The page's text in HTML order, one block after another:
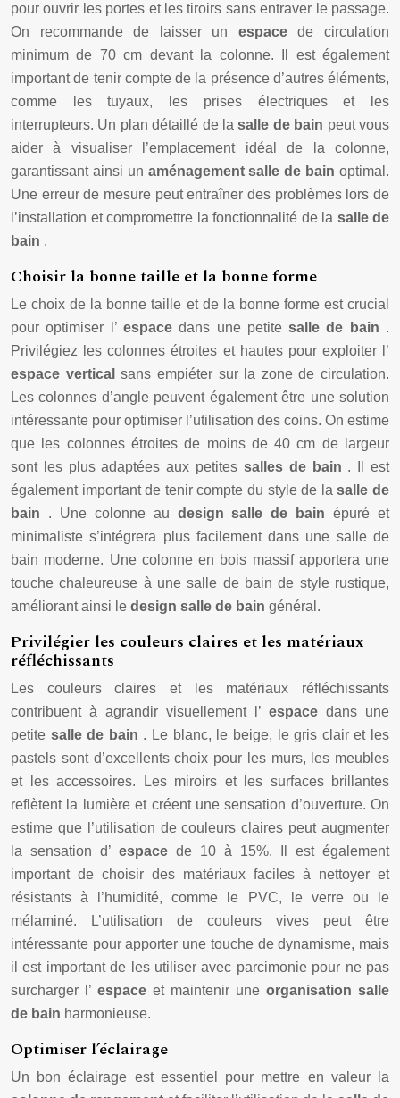
pour ouvrir les portes et les tiroirs sans entraver le passage.
On recommande de laisser un espacede circulation
minimum de 70 cm devant la colonne. Il est également
important de tenir compte de la présence d’autres éléments,
comme les tuyaux, les prises électriques et les
interrupteurs. Un plan détaillé de lasalle de bain peut vous
aider à visualiser l’emplacement idéal de la colonne,
garantissant ainsi un aménagement salle de bainoptimal.
Une erreur de mesure peut entraîner des problèmes lors de
l’installation et compromettre la fonctionnalité de la salle de
bain .
Choisir la bonne taille et la bonne forme
Le choix de la bonne taille et de la bonne forme est crucial
pour optimiser l’ espacedans une petitesalle de bain .
Privilégiez les colonnes étroites et hautes pour exploiter l’
espace verticalsans empiéter sur la zone de circulation.
Les colonnes d’angle peuvent également être une solution
intéressante pour optimiser l’utilisation des coins. On estime
que les colonnes étroites de moins de 40 cm de largeur
sont les plus adaptées aux petites salles de bain . Il est
également important de tenir compte du style de lasalle de
bain . Une colonne au design salle de bainépuré et
minimaliste s’intégrera plus facilement dans une salle de
bain moderne. Une colonne en bois massif apportera une
touche chaleureuse à une salle de bain de style rustique,
améliorant ainsi le design salle de bain général.
Privilégier les couleurs claires et les matériaux
réfléchissants
Les couleurs claires et les matériaux réfléchissants
contribuent à agrandir visuellement l’ espace dans une
petite salle de bain . Le blanc, le beige, le gris clair et les
pastels sont d’excellents choix pour les murs, les meubles
et les accessoires. Les miroirs et les surfaces brillantes
reflètent la lumière et créent une sensation d’ouverture. On
estime que l’utilisation de couleurs claires peut augmenter
la sensation d’ espace de 10 à 15%. Il est également
important de choisir des matériaux faciles à nettoyer et
résistants à l’humidité, comme le PVC, le verre ou le
mélaminé. L’utilisation de couleurs vives peut être
intéressante pour apporter une touche de dynamisme, mais
il est important de les utiliser avec parcimonie pour ne pas
surcharger l’ espace et maintenir une organisation salle
de bain harmonieuse.
Optimiser l’éclairage
Un bon éclairage est essentiel pour mettre en valeur la